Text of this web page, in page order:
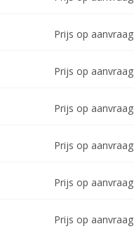
Prijs op aanvraag
Prijs op aanvraag
Prijs op aanvraag
Prijs op aanvraag
Prijs op aanvraag
Prijs op aanvraag